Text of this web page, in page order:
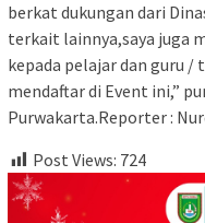
berkat dukungan dari
terkait lainnya,saya juga
kepada pelajar dan guru /
mendaftar di Event ini,”
Purwakarta.Reporter :
Post Views: 724